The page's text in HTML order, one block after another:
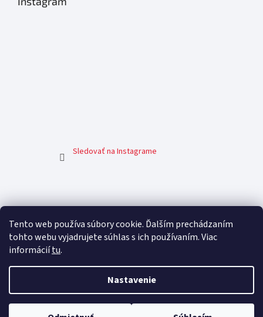
Tento web používa súbory cookie. Ďalším prechádzaním
tohto webu vyjadrujete súhlas s ich používaním. Viac
informáciítu.
Nastavenie
Sledovať na Instagrame
Facebook